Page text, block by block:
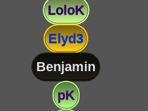
LoloK
Elyd3
Benjamin
pK